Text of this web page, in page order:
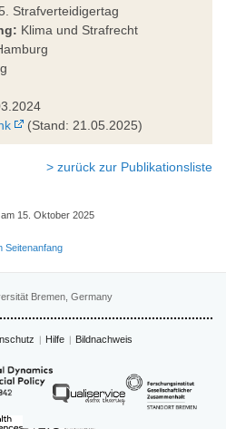
Strafverteidigertag
Klima und Strafrecht
(Stand: 21.05.2025)
> zurück zur Publikationsliste
15. Oktober 2025
Seitenanfang
Bremen, Germany
Hilfe Bildnachweis